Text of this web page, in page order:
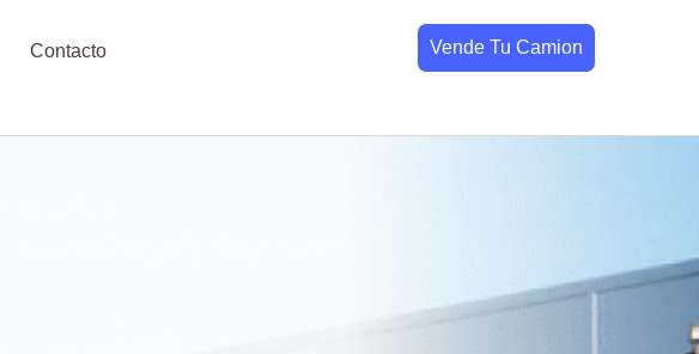
Contacto Vende Tu Camion